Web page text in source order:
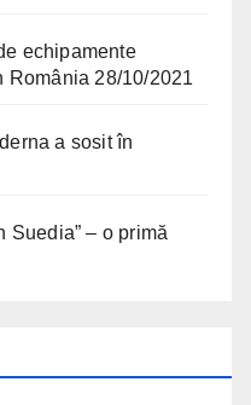
echipamente
România 28/10/2021
a sosit în
Suedia” – o primă